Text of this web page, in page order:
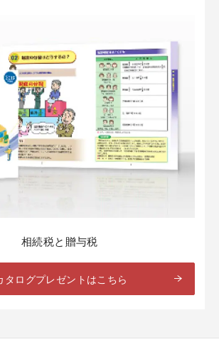
相続税と贈与税
タログプレゼントはこちら